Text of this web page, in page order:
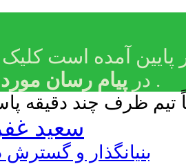
آمده است کلیک
در پیام رسان آغاز گردد .
سعید
بنیانگذار و گسترش